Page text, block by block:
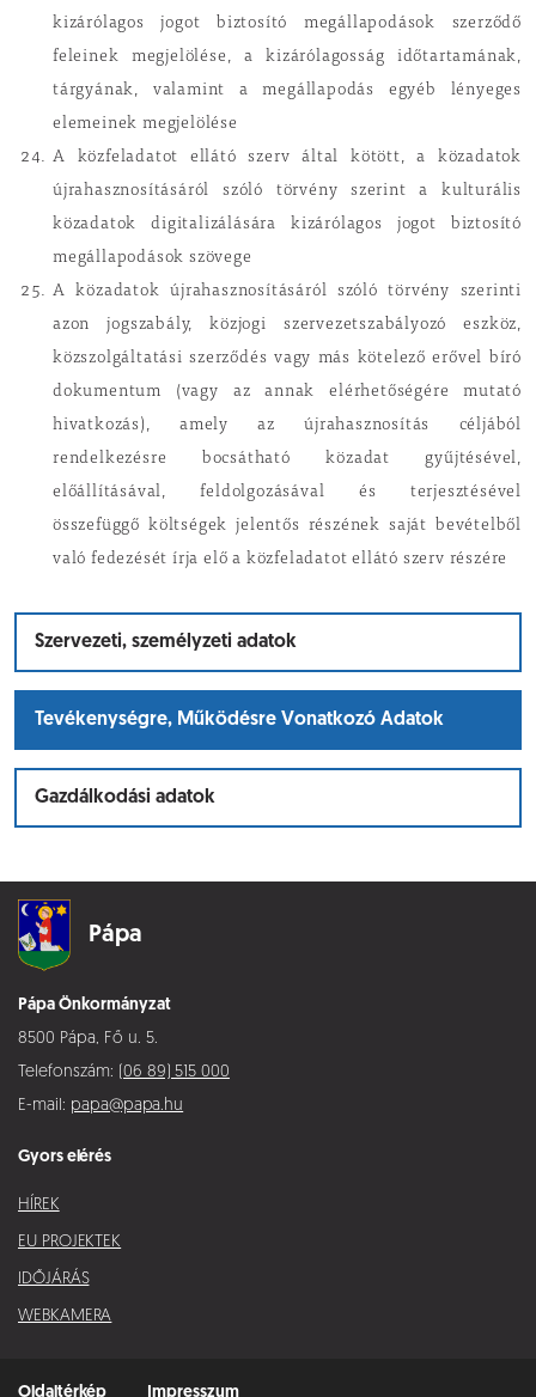
kizárólagos jogot biztosító megállapodások szerződő
feleinek megjelölése, a kizárólagosság időtartamának,
tárgyának, valamint a megállapodás egyéb lényeges
elemeinek megjelölése
A közfeladatot ellátó szerv által kötött, a közadatok
újrahasznosításáról szóló törvény szerint a kulturális
közadatok digitalizálására kizárólagos jogot biztosító
megállapodások szövege
A közadatok újrahasznosításáról szóló törvény szerinti
azon jogszabály, közjogi szervezetszabályozó eszköz,
közszolgáltatási szerződés vagy más kötelező erővel bíró
dokumentum (vagy az annak elérhetőségére mutató
hivatkozás), amely az újrahasznosítás céljából
rendelkezésre bocsátható közadat gyűjtésével,
előállításával, feldolgozásával és terjesztésével
összefüggő költségek jelentős részének saját bevételből
való fedezését írja elő a közfeladatot ellátó szerv részére
Szervezeti, személyzeti adatok
Tevékenységre, Működésre Vonatkozó Adatok
Gazdálkodási adatok
Pápa
Pápa Önkormányzat
8500 Pápa, Fő u. 5.
Telefonszám: (06 89) 515 000
E-mail: papa@papa.hu
Gyors elérés
HÍREK
EU PROJEKTEK
IDŐJÁRÁS
WEBKAMERA
Oldaltérkép Impresszum